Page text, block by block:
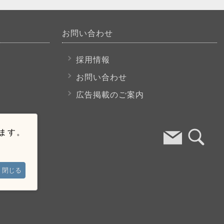
。
閉じる
お問い合わせ
採用情報
お問い合わせ
広告掲載のご案内